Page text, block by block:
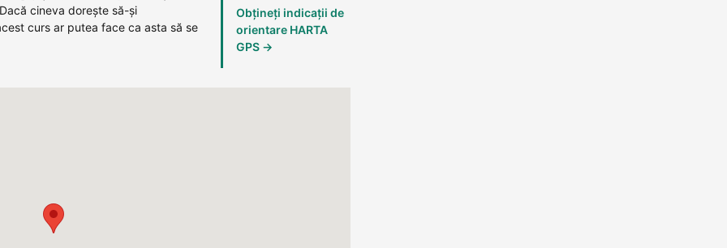
cineva dorește să-și
curs ar putea face ca asta să se
Obțineți indicații de
orientare HARTA
GPS →